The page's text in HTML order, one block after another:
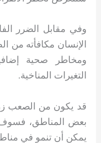
وفي مقابل الضرر
الإنسان مكافأته من
ومخاطر صحية
التغيرات المناخية.
قد يكون من الصعب
بعض المناطق، فسوف
يمكن أن تنمو في